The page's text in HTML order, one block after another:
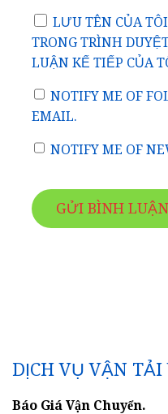
LƯU TÊN CỦA
TRONG TRÌNH
LUẬN KẾ TIẾP CỦA
NOTIFY ME OF
EMAIL.
NOTIFY ME OF
DỊCH VỤ VẬN TẢI
Báo Giá Vận Chuyển.